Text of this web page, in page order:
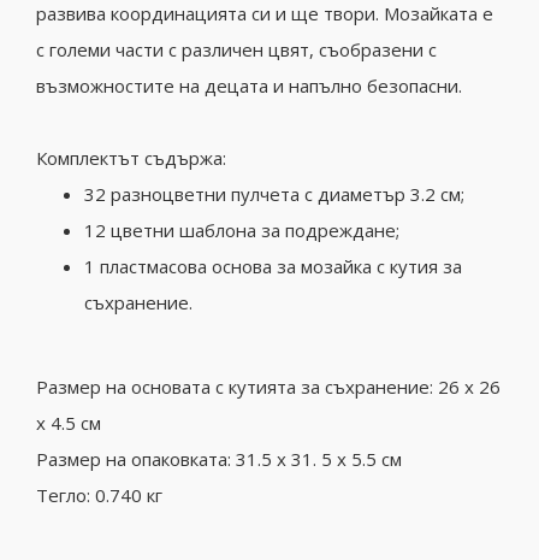
развива координацията си и ще твори. Мозайката е
с големи части с различен цвят, съобразени с
възможностите на децата и напълно безопасни.
Комплектът съдържа:
32 разноцветни пулчета с диаметър 3.2 см;
12 цветни шаблона за подреждане;
1 пластмасова основа за мозайка с кутия за
съхранение.
Размер на основата с кутията за съхранение: 26 х 26
х 4.5 см
Размер на опаковката: 31.5 х 31. 5 х 5.5 см
Тегло: 0.740 кг